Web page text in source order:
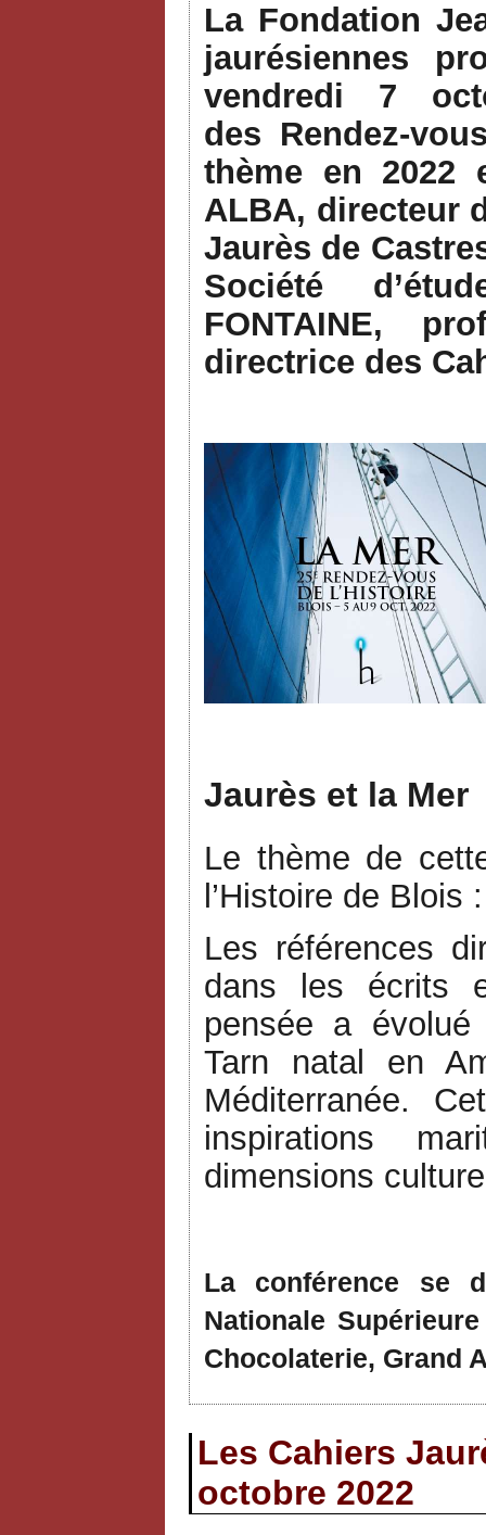
La Fondation
jaurésiennes
vendredi 7
des Rendez-
thème en 2022
ALBA, directeur
Jaurès de
Société
FONTAINE,
directrice des
Jaurès et la Mer
Le thème de
l’Histoire de Blois
Les références
dans les écrits
pensée a
Tarn natal en
Méditerranée.
inspirations
dimensions
La conférence se
Nationale
Chocolaterie, Grand
Les Cahiers
octobre 2022